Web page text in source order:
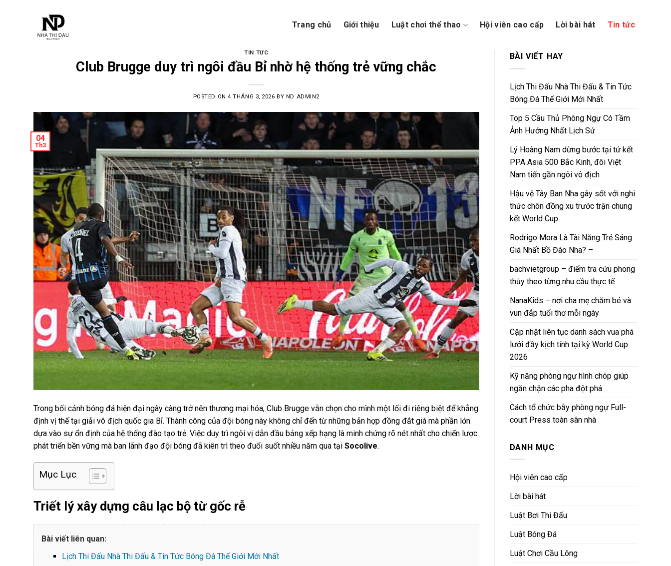
Trang chủ Giới thiệu Luật chơi thể thao Hội viên cao cấp Lời bài hát Tin tức
TIN TỨC
Club Brugge duy trì ngôi đầu Bỉ nhờ hệ thống trẻ vững chắc
POSTED ON4 THÁNG 3, 2026 BY ND ADMIN2
04
Th3
Trong bối cảnh bóng đá hiện đại ngày càng trở nên thương mại hóa, Club Brugge vẫn chọn cho mình một lối đi riêng biệt để khẳng
định vị thế tại giải vô địch quốc gia Bỉ. Thành công của đội bóng này không chỉ đến từ những bản hợp đồng đắt giá mà phần lớn
dựa vào sự ổn định của hệ thống đào tạo trẻ. Việc duy trì ngôi vị dẫn đầu bảng xếp hạng là minh chứng rõ nét nhất cho chiến lược
phát triển bền vững mà ban lãnh đạo đội bóng đã kiên trì theo đuổi suốt nhiều năm qua tại Socolive.
Mục Lục
Triết lý xây dựng câu lạc bộ từ gốc rễ
Bài viết liên quan:
Lịch Thi Đấu Nhà Thi Đấu & Tin Tức Bóng Đá Thế Giới Mới Nhất
BÀI VIẾT HAY
Lịch Thi Đấu Nhà Thi Đấu & Tin Tức
Bóng Đá Thế Giới Mới Nhất
Top 5 Cầu Thủ Phòng Ngự Có Tầm
Ảnh Hưởng Nhất Lịch Sử
Lý Hoàng Nam dừng bước tại tứ kết
PPA Asia 500 Bắc Kinh, đôi Việt
Nam tiến gần ngôi vô địch
Hậu vệ Tây Ban Nha gây sốt với nghi
thức chôn đồng xu trước trận chung
kết World Cup
Rodrigo Mora Là Tài Năng Trẻ Sáng
Giá Nhất Bồ Đào Nha? –
bachvietgroup – điểm tra cứu phong
thủy theo từng nhu cầu thực tế
NanaKids – nơi cha mẹ chăm bé và
vun đắp tuổi thơ mỗi ngày
Cập nhật liên tục danh sách vua phá
lưới đầy kịch tính tại kỳ World Cup
2026
Kỹ năng phòng ngự hình chóp giúp
ngăn chặn các pha đột phá
Cách tổ chức bẫy phòng ngự Full-
court Press toàn sân nhà
DANH MỤC
Hội viên cao cấp
Lời bài hát
Luật Bơi Thi Đấu
Luật Bóng Đá
Luật Chơi Cầu Lông